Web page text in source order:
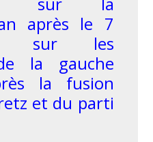
après le 7
sur les
la gauche
la fusion
et du parti